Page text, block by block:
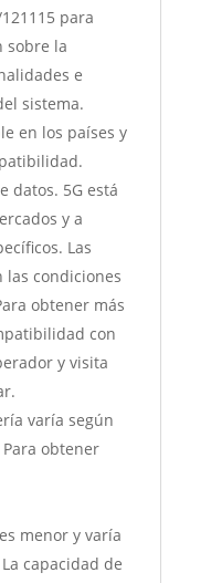
para
sobre la
e
sistema.
en los países y
datos. 5G está
y a
Las
las condiciones
obtener más
con
y visita
varía según
obtener
menor y varía
capacidad de